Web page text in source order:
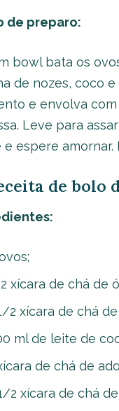
de preparo:
bowl bata os
de nozes, coco
e envolva
Leve para
e espere amornar.
de bolo
xícara de chá de
2 xícara de chá de
ml de leite de
de chá de
2 xícara de chá